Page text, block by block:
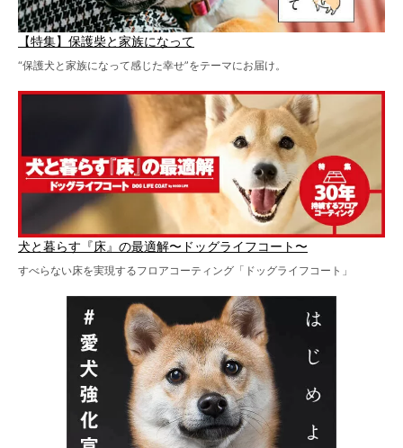
【特集】保護柴と家族になって
“保護犬と家族になって感じた幸せ”をテーマにお届け。
犬と暮らす『床』の最適解〜ドッグライフコート〜
すべらない床を実現するフロアコーティング「ドッグライフコート」